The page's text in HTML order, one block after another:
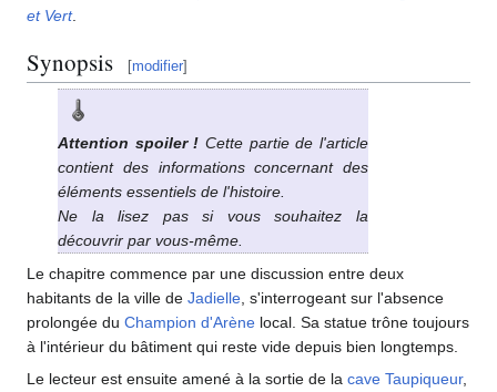
et Vert.
Synopsis [modifier]
Attention spoiler ! Cette partie de l'article
contient des informations concernant des
éléments essentiels de l'histoire.
Ne la lisez pas si vous souhaitez la
découvrir par vous-même.
Le chapitre commence par une discussion entre deux
habitants de la ville de Jadielle , s'interrogeant sur l'absence
prolongée du Champion d'Arène local. Sa statue trône toujours
à l'intérieur du bâtiment qui reste vide depuis bien longtemps.
Le lecteur est ensuite amené à la sortie de la cave Taupiqueur,